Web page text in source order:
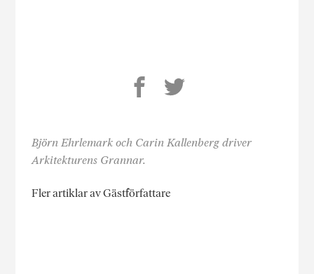
Björn Ehrlemark och Carin Kallenberg driver
Arkitekturens Grannar.
Fler artiklar av Gästförfattare